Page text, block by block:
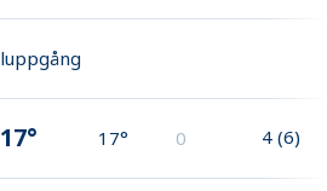
17° 17° 0 4 (6)